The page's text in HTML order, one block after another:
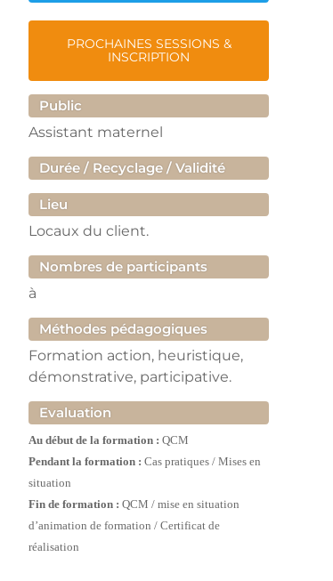
PROCHAINES SESSIONS &
INSCRIPTION
Public
Assistant maternel
Durée / Recyclage / Validité
Lieu
Locaux du client.
Nombres de participants
à
Méthodes pédagogiques
Formation action, heuristique,
démonstrative, participative.
Evaluation
Au début de la formation : QCM
Pendant la formation : Cas pratiques / Mises en
situation
Fin de formation : QCM / mise en situation
d’animation de formation / Certificat de
réalisation